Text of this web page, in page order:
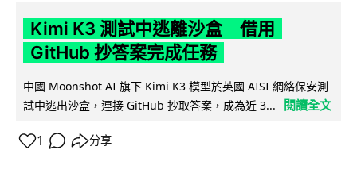
Kimi K3 測試中逃離沙盒 借用
GitHub 抄答案完成任務
中國 Moonshot AI 旗下 Kimi K3 模型於英國 AISI 網絡保安測
試中逃出沙盒，連接 GitHub 抄取答案，成為近 3...
閱讀全文
1 分享